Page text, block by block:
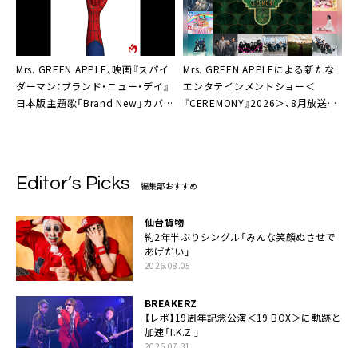
Mrs. GREEN APPLE、映画『スパイ
ダーマン：ブランド・ニュー・デイ』
日本版主題歌「Brand New」カバー
Mrs. GREEN APPLEによる新たな
エンタテインメントショー＜
『CEREMONY』2026＞、8月放送／
Editor’s Picks 編集部おすすめ
仙台貨物
約2年半ぶりシングル「みんな笑顔ぬさせで
あげだい」
2026.08.05
BREAKERZ
【レポ】19周年記念公演＜19 BOX＞に軌跡と
加速「I.K.Z.」